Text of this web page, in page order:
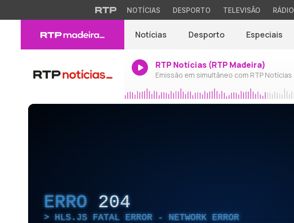
NOTÍCIAS DESPORTO TELEVISÃO RÁDIO
Notícias Desporto Especiais
RTP Notícias (RTP Madeira)
Emissão em simultâneo com RTP Notícias
ERRO 204
HLS.JS FATAL ERROR - NETWORK ERROR